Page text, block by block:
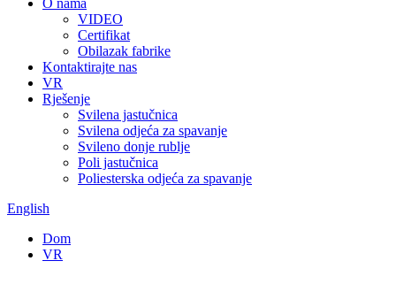
O nama
VIDEO
Certifikat
Obilazak fabrike
Kontaktirajte nas
VR
Rješenje
Svilena jastučnica
Svilena odjeća za spavanje
Svileno donje rublje
Poli jastučnica
Poliesterska odjeća za spavanje
English
Dom
VR